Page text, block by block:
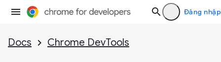
Đăng nhập
Docs Chrome DevTools